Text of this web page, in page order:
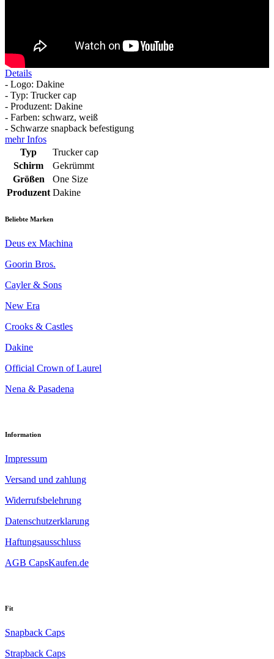
Details
- Logo: Dakine
- Typ: Trucker cap
- Produzent: Dakine
- Farben: schwarz, weiß
- Schwarze snapback befestigung
mehr Infos
Typ
Trucker cap
Schirm
Gekrümmt
Größen
One Size
Produzent Dakine
Beliebte Marken
Deus ex Machina
Goorin Bros.
Cayler & Sons
New Era
Crooks & Castles
Dakine
Official Crown of Laurel
Nena & Pasadena
Information
Impressum
Versand und zahlung
Widerrufsbelehrung
Datenschutzerklarung
Haftungsausschluss
AGB CapsKaufen.de
Fit
Snapback Caps
Strapback Caps